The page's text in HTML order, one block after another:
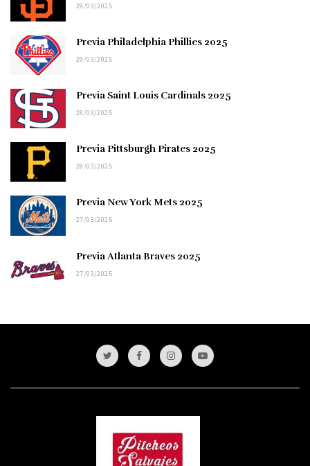
29/03/2025
Previa Philadelphia Phillies 2025
29/03/2025
Previa Saint Louis Cardinals 2025
28/03/2025
Previa Pittsburgh Pirates 2025
28/03/2025
Previa New York Mets 2025
27/03/2025
Previa Atlanta Braves 2025
27/03/2025